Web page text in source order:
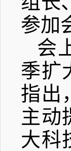
参加
会
季扩
指出
主动
大科